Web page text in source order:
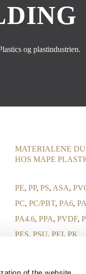
og plastindustrien.
MATERIALENE
HOS MAPE
PE,PP,PS, ASA,
PC,PC/PBT,PA6,
PA4.6,PPA,PVDF,
PES,PSU,PEI,PK